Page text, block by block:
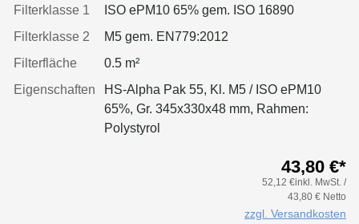
Filterklasse 1
ISO ePM10 65% gem. ISO 16890
Filterklasse 2
M5 gem. EN779:2012
Filterfläche
0.5 m²
Eigenschaften
HS-Alpha Pak 55, Kl. M5 / ISO ePM10
65%, Gr. 345x330x48 mm, Rahmen:
Polystyrol
43,80 €*
52,12 €inkl. MwSt. /
43,80 € Netto
zzgl. Versandkosten